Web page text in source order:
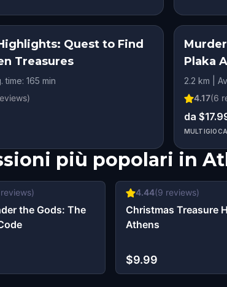
Quest to Find
Treasures
time: 165 min
Plaka
2.2 km |
4.17(6
da
più popolari in
reviews)
the Gods: The
4.44(9 reviews)
Christmas Treasure
Athens
$9.99